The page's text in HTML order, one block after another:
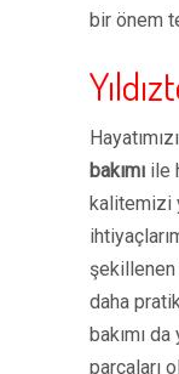
bir önem
bakımı ile
kalitemizi
daha
bakımı
parçaları